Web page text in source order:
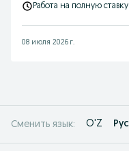
Работа на полную ставку
08 июля 2026 г.
Сменить язык: O'Z Рус